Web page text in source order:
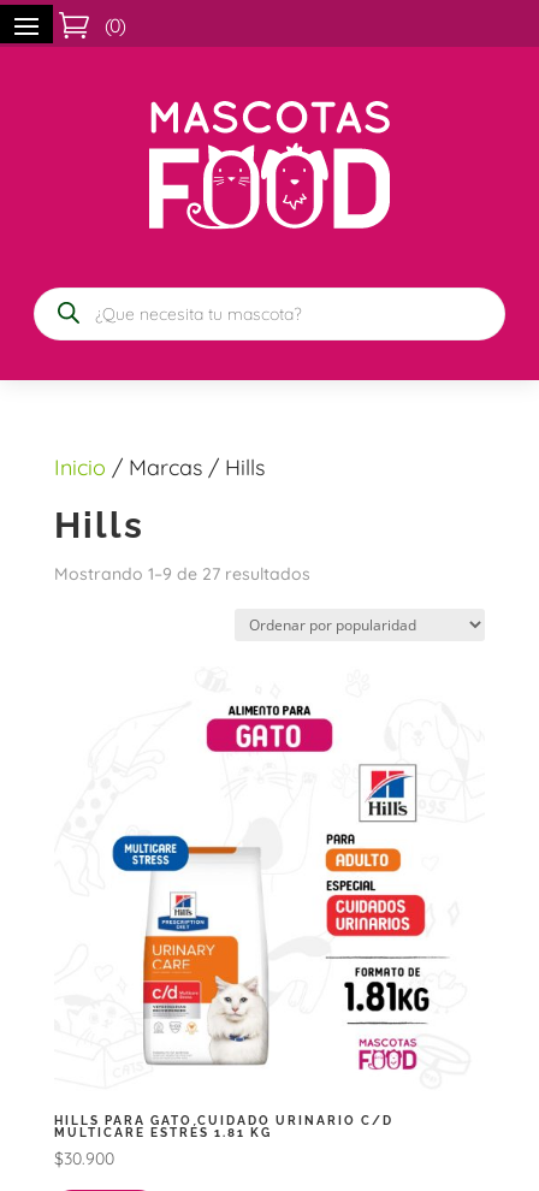
 (0)
Búsqueda
de
productos
Inicio / Marcas / Hills
Hills
Mostrando 1–9 de 27 resultadosOrdenado
HILLS PARA GATO CUIDADO URINARIO C/D
MULTICARE ESTRÉS 1.81 KG
$30.900